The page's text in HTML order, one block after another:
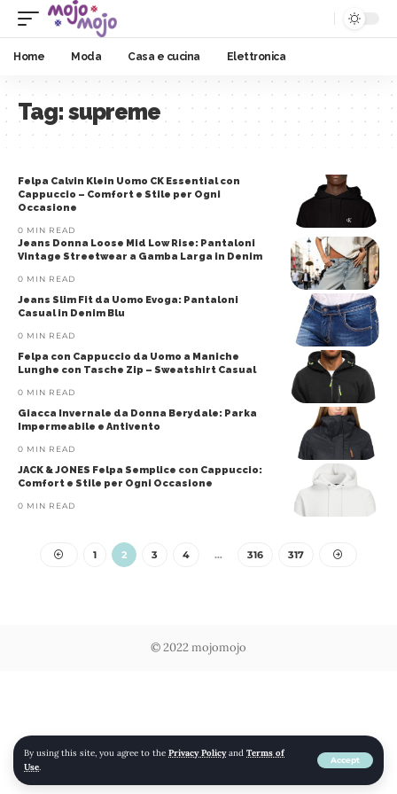
By using this site, you agree to the Privacy Policyand Terms of
Use.
Accept
Home Moda Casa e cucina Elettronica
Tag: supreme
Felpa Calvin Klein Uomo CK Essential con
Cappuccio – Comfort e Stile per Ogni
Occasione
0 MIN READ
Jeans Donna Loose Mid Low Rise: Pantaloni
Vintage Streetwear a Gamba Larga in Denim
0 MIN READ
Jeans Slim Fit da Uomo Evoga: Pantaloni
Casual in Denim Blu
0 MIN READ
Felpa con Cappuccio da Uomo a Maniche
Lunghe con Tasche Zip – Sweatshirt Casual
0 MIN READ
Giacca Invernale da Donna Berydale: Parka
Impermeabile e Antivento
0 MIN READ
JACK & JONES Felpa Semplice con Cappuccio:
Comfort e Stile per Ogni Occasione
0 MIN READ
1 2 3 4 … 316 317
© 2022 mojomojo